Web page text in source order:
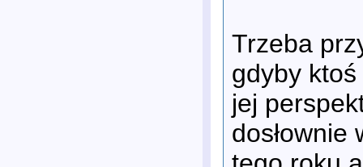
Trzeba
gdyby
jej